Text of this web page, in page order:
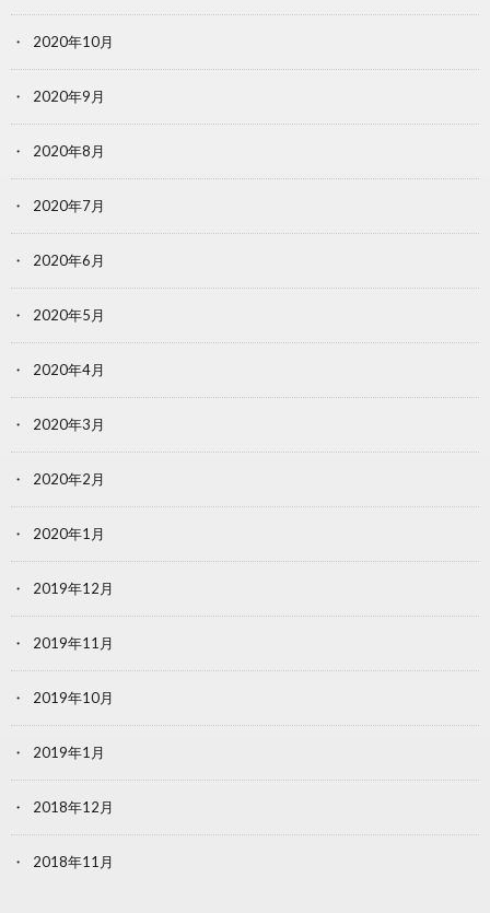
2020年10月
2020年9月
2020年8月
2020年7月
2020年6月
2020年5月
2020年4月
2020年3月
2020年2月
2020年1月
2019年12月
2019年11月
2019年10月
2019年1月
2018年12月
2018年11月